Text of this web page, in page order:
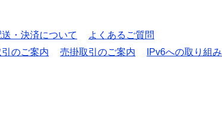
送・決済について
よくあるご質問
のご案内 売掛取引のご案内
IPv6への取り組み